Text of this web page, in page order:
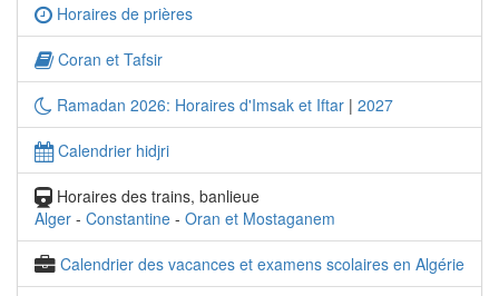
Horaires de prières
Coran et Tafsir
Ramadan 2026: Horaires d'Imsak et Iftar | 2027
Calendrier hidjri
Horaires des trains, banlieue
Alger - Constantine - Oran et Mostaganem
Calendrier des vacances et examens scolaires en Algérie